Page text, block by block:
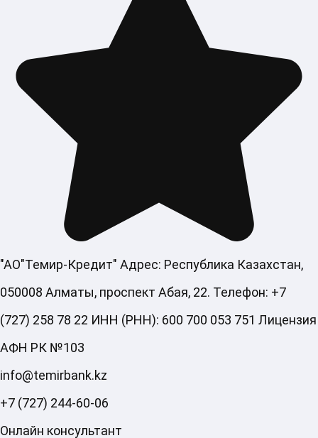
"АО"Темир-Кредит" Адрес: Республика Казахстан,
050008 Алматы, проспект Абая, 22. Телефон: +7
(727) 258 78 22 ИНН (РНН): 600 700 053 751 Лицензия
АФН РК №103
info@temirbank.kz
+7 (727) 244-60-06
Онлайн консультант